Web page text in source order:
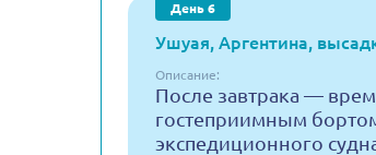
День 6
Ушуая, Аргентина,
Описание:
После завтрака —
гостеприимным
экспедиционного